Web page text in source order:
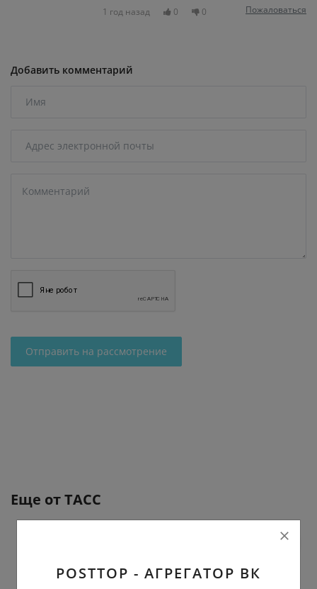
1 год назад 0 0 Пожаловаться
Добавить комментарий
Отправить на рассмотрение
Еще отТАСС
POSTTOP - АГРЕГАТОР ВК